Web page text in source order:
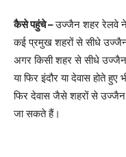
कैसे पहुंचे –उज्जैन शहर रेलवे
कई प्रमुख शहरों से सीधे
अगर किसी शहर से सीधे
या फिर इंदौर या देवास होते
फिर देवास जैसे शहरों से उज्जैन
जा सकते हैं।